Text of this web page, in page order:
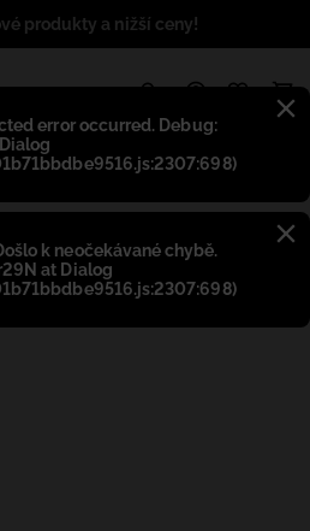
error occurred. Debug:
k neočekávané chybě.
at Dialog
produkty a nižší ceny!